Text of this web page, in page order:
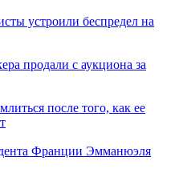
устроили беспредел на
продали с аукциона за
после того, как ее
Франции Эмманюэля